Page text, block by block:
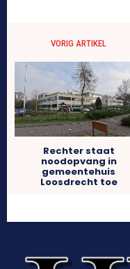
VORIG ARTIKEL
Rechter staat
noodopvang in
gemeentehuis
Loosdrecht toe